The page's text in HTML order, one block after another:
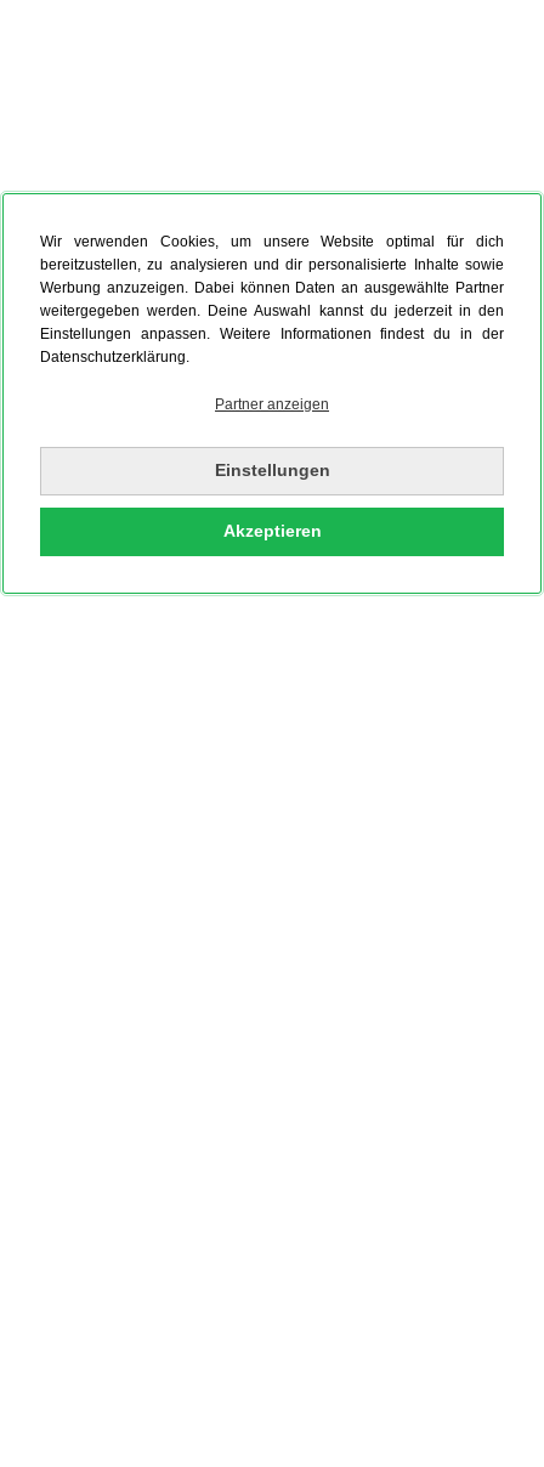
Wir verwenden Cookies, um unsere Website optimal für dich
bereitzustellen, zu analysieren und dir personalisierte Inhalte sowie
Werbung anzuzeigen. Dabei können Daten an ausgewählte Partner
weitergegeben werden. Deine Auswahl kannst du jederzeit in den
Einstellungen anpassen. Weitere Informationen findest du in der
Datenschutzerklärung.
Partner anzeigen
Einstellungen
Akzeptieren